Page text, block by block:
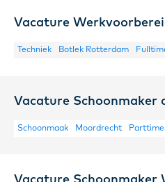
Vacature
Techniek Botlek Rotterdam
Vacature Schoonmaker
Schoonmaak Moordrecht Parttime